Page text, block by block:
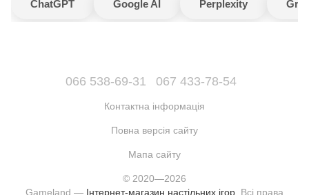
ChatGPT Google AI Perplexity
066 538-69-31 067 433-78-54
Контактна інформація
Повна версія сайту
Мапа сайту
© 2020—2026
Gameland — Інтернет-магазин настільних ігор . Всі права